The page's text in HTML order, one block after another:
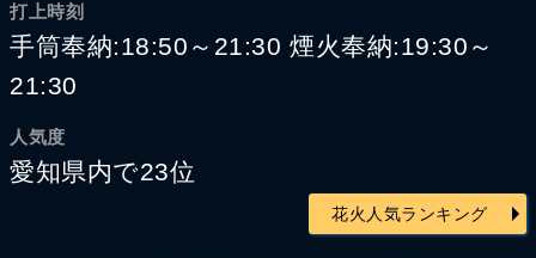
打上時刻
手筒奉納:18:50～21:30 煙火奉納:19:30～
21:30
人気度
愛知県内で23位
花火人気ランキング